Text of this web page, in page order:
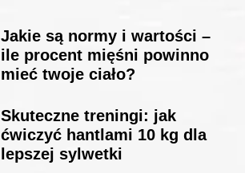
Jakie są normy i wartości –
ile procent mięśni powinno
mieć twoje ciało?
Skuteczne treningi: jak
ćwiczyć hantlami 10 kg dla
lepszej sylwetki